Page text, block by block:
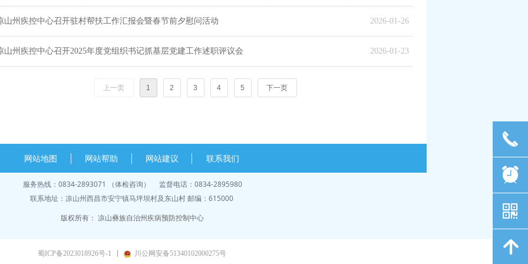
2026-01-26
山州疾控中心召开驻村帮扶工作汇报会暨春节前夕慰问活动
2026-01-23
山州疾控中心召开2025年度党组织书记抓基层党建工作述职评议会
上一页 1 2 3 4 5 下一页
网站地图 网站帮助 网站建议 联系我们
服务热线：0834-2893071 （体检咨询） 监督电话：0834-2895980
联系地址：凉山州西昌市安宁镇马坪坝村及东山村 邮编：615000
版权所有： 凉山彝族自治州疾病预防控制中心
蜀ICP备2023018926号-1 川公网安备51340102000275号
끅
뀥
낃
녕